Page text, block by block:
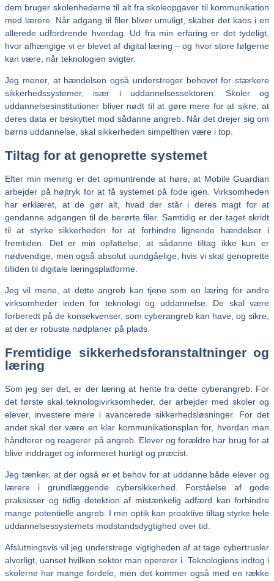
dem bruger skolenhederne til alt fra skoleopgaver til kommunikation
med lærere. Når adgang til filer bliver umuligt, skaber det kaos i en
allerede udfordrende hverdag. Ud fra min erfaring er det tydeligt,
hvor afhængige vi er blevet af digital læring – og hvor store følgerne
kan være, når teknologien svigter.
Jeg mener, at hændelsen også understreger behovet for stærkere
sikkerhedssystemer, især i uddannelsessektoren. Skoler og
uddannelsesinstitutioner bliver nødt til at gøre mere for at sikre, at
deres data er beskyttet mod sådanne angreb. Når det drejer sig om
børns uddannelse, skal sikkerheden simpelthen være i top.
Tiltag for at genoprette systemet
Efter min mening er det opmuntrende at høre, at Mobile Guardian
arbejder på højtryk for at få systemet på fode igen. Virksomheden
har erklæret, at de gør alt, hvad der står i deres magt for at
gendanne adgangen til de berørte filer. Samtidig er der taget skridt
til at styrke sikkerheden for at forhindre lignende hændelser i
fremtiden. Det er min opfattelse, at sådanne tiltag ikke kun er
nødvendige, men også absolut uundgåelige, hvis vi skal genoprette
tilliden til digitale læringsplatforme.
Jeg vil mene, at dette angreb kan tjene som en læring for andre
virksomheder inden for teknologi og uddannelse. De skal være
forberedt på de konsekvenser, som cyberangreb kan have, og sikre,
at der er robuste nødplaner på plads.
Fremtidige sikkerhedsforanstaltninger og
læring
Som jeg ser det, er der læring at hente fra dette cyberangreb. For
det første skal teknologivirksomheder, der arbejder med skoler og
elever, investere mere i avancerede sikkerhedsløsninger. For det
andet skal der være en klar kommunikationsplan for, hvordan man
håndterer og reagerer på angreb. Elever og forældre har brug for at
blive inddraget og informeret hurtigt og præcist.
Jeg tænker, at der også er et behov for at uddanne både elever og
lærere i grundlæggende cybersikkerhed. Forståelse af gode
praksisser og tidlig detektion af mistænkelig adfærd kan forhindre
mange potentielle angreb. I min optik kan proaktive tiltag styrke hele
uddannelsessystemets modstandsdygtighed over tid.
Afslutningsvis vil jeg understrege vigtigheden af at tage cybertrusler
alvorligt, uanset hvilken sektor man opererer i. Teknologiens indtog i
skolerne har mange fordele, men det kommer også med en række